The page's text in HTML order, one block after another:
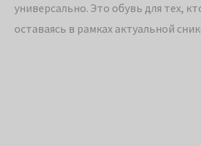
универсально. Это обувь для тех,
оставаясь в рамках актуальной